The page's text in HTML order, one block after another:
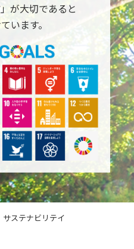
が大切であると
います。
サステナビリテイ